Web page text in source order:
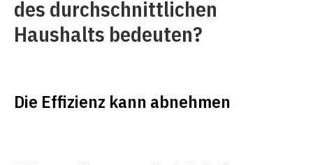
des durchschnittlichen
Haushalts bedeuten?
Die Effizienz kann abnehmen